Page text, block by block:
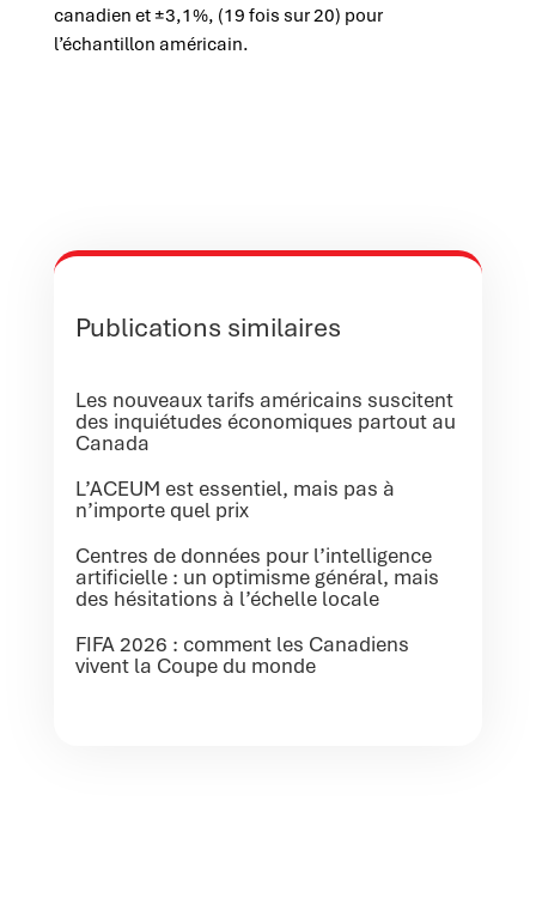
canadien et ±3,1%, (19 fois sur 20) pour
l’échantillon américain.
Publications similaires
Les nouveaux tarifs américains suscitent
des inquiétudes économiques partout au
Canada
L’ACEUM est essentiel, mais pas à
n’importe quel prix
Centres de données pour l’intelligence
artificielle : un optimisme général, mais
des hésitations à l’échelle locale
FIFA 2026 : comment les Canadiens
vivent la Coupe du monde